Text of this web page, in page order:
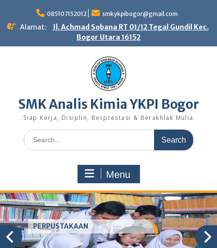
content
085107152012 smkykpibogor@gmail.com
Alamat:
Jl. Achmad Sobana RT 01/12 Tegal Gundil Kec.
Bogor Utara 16152
SMK Analis Kimia YKPI Bogor
Siap Kerja, Disiplin, Berprestasi & Berakhlak Mulia
Search
for:
Menu
PERPUSTAKAAN